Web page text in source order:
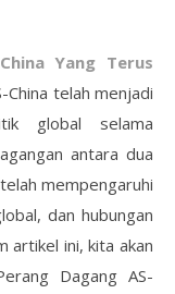
Yang Terus
China telah menjadi
global selama
antara dua
mempengaruhi
dan hubungan
artikel ini, kita akan
Dagang AS-